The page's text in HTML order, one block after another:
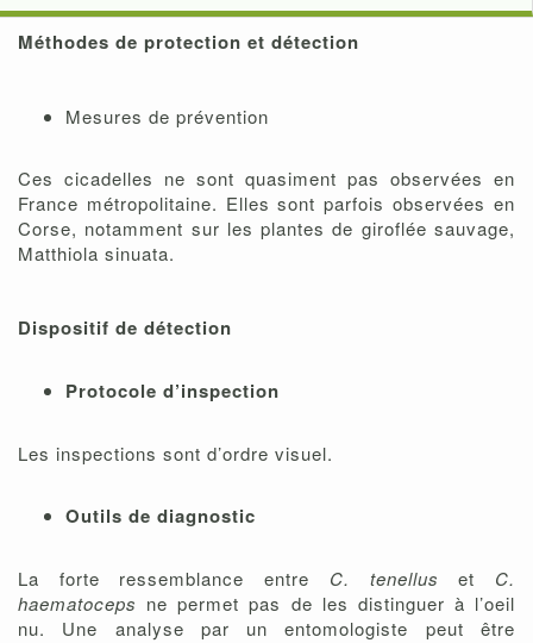
Méthodes de protection et détection
Mesures de prévention
Ces cicadelles ne sont quasiment pas observées en
France métropolitaine. Elles sont parfois observées en
Corse, notamment sur les plantes de giroflée sauvage,
Matthiola sinuata.
Dispositif de détection
Protocole d’inspection
Les inspections sont d’ordre visuel.
Outils de diagnostic
La forte ressemblance entre C. tenellus et C.
haematoceps ne permet pas de les distinguer à l’oeil
nu. Une analyse par un entomologiste peut être